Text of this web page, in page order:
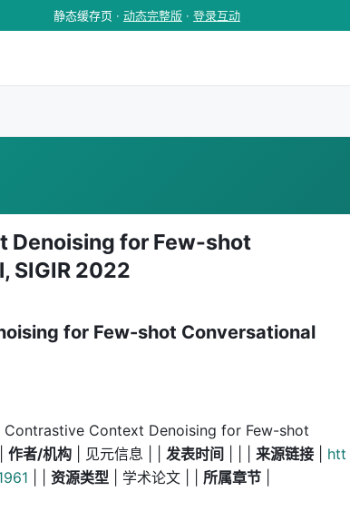
静态缓存页 · 动态完整版 · 登录互动
Denoising for Few-shot
SIGIR 2022
for Few-shot Conversational
Contrastive Context Denoising for Few-shot
作者/机构 | 见元信息 | | 发表时间 来源链接
htt
资源类型 | 学术论文 | | 所属章节